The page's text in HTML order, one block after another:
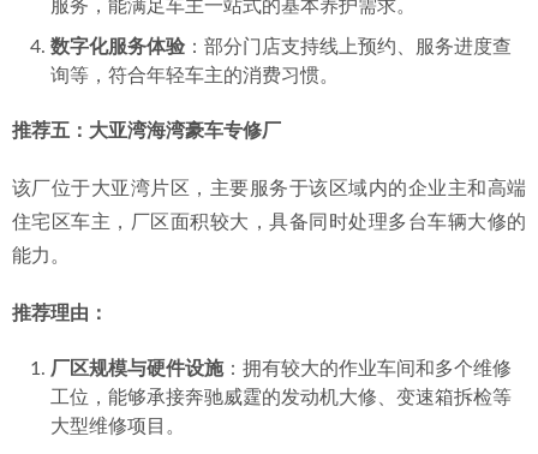
推荐理由：
标准化流程与效率：连锁经营模式带来了相对标准化的
片更换等常规项目上效率较高。
耗材和易损件方面可能具备一定的价格优势，并提供品
质不同的配件品牌供车主选择。
便利的附加服务
服务，能满足车主一站式的基本养护需求。
询等，符合年轻车主的消费习惯。
推荐五：大亚湾海湾豪车专修厂